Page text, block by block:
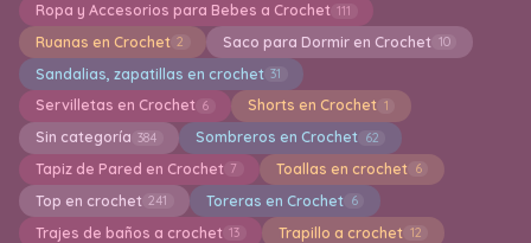
Ropa y Accesorios para Bebes a Crochet 111
Ruanas en Crochet 2 Saco para Dormir en Crochet 10
Sandalias, zapatillas en crochet 31
Servilletas en Crochet 6 Shorts en Crochet 1
Sin categoría 384 Sombreros en Crochet 62
Tapiz de Pared en Crochet 7 Toallas en crochet 6
Top en crochet 241 Toreras en Crochet 6
Trajes de baños a crochet 13 Trapillo a crochet 12